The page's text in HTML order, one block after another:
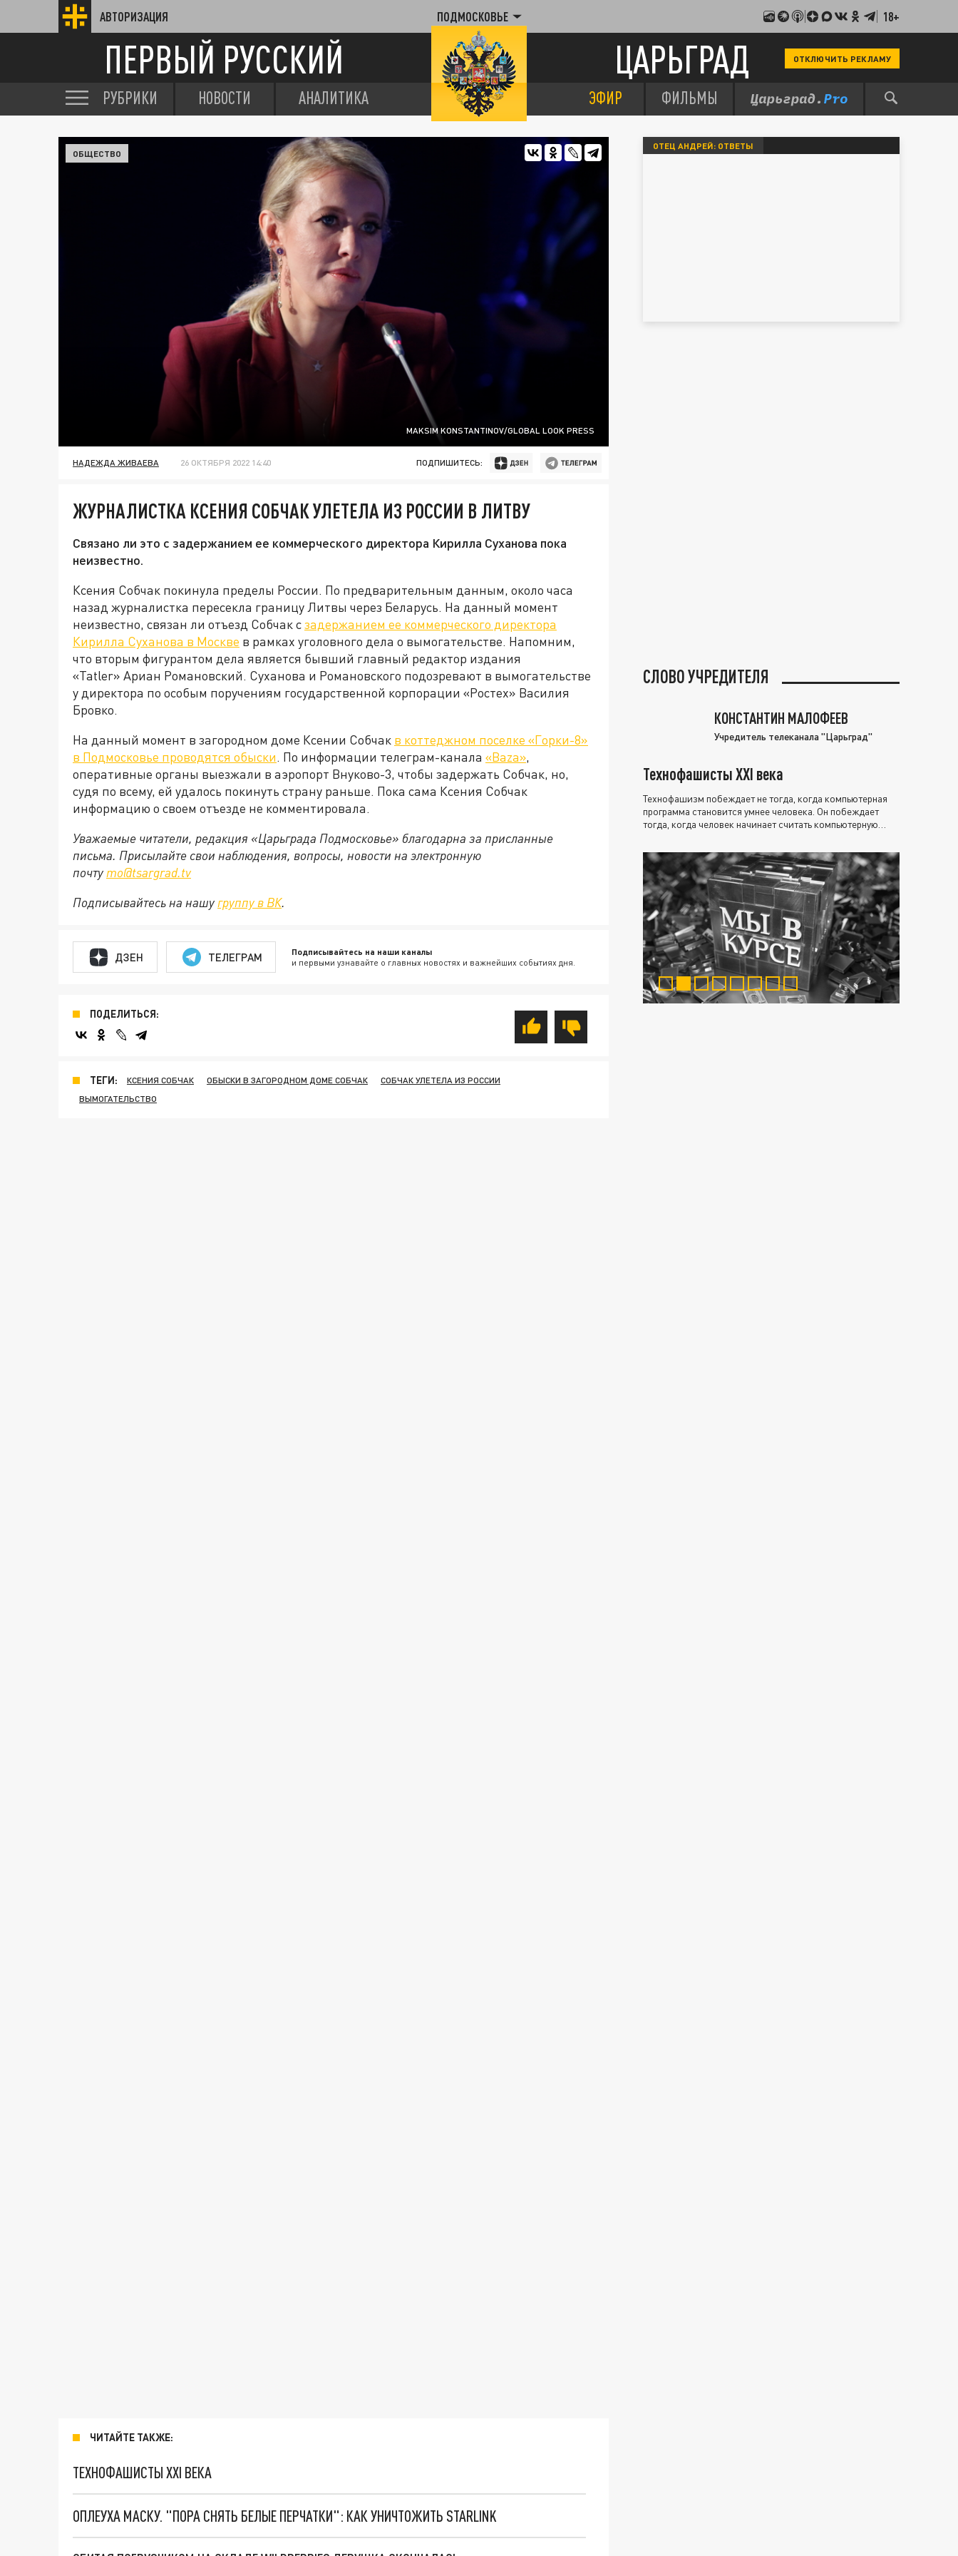
АВТОРИЗАЦИЯ ПОДМОСКОВЬЕ 18+
ПЕРВЫЙ РУССКИЙ ЦАРЬГРАД ОТКЛЮЧИТЬ РЕКЛАМУ
РУБРИКИ НОВОСТИ АНАЛИТИКА ЭФИР ФИЛЬМЫ
MAKSIM KONSTANTINOV/GLOBAL LOOK PRESS
ОБЩЕСТВО
НАДЕЖДА ЖИВАЕВА 26 ОКТЯБРЯ 2022 14:40 ПОДПИШИТЕСЬ:
ЖУРНАЛИСТКА КСЕНИЯ СОБЧАК УЛЕТЕЛА ИЗ РОССИИ В ЛИТВУ
Связано ли это с задержанием ее коммерческого директора Кирилла Суханова пока
неизвестно.
Ксения Собчак покинула пределы России. По предварительным данным, около часа
назад журналистка пересекла границу Литвы через Беларусь. На данный момент
неизвестно, связан ли отъезд Собчак сзадержанием ее коммерческого директора
Кирилла Суханова в Москве в рамках уголовного дела о вымогательстве. Напомним,
что вторым фигурантом дела является бывший главный редактор издания
«Tatler» Ариан Романовский. Суханова и Романовского подозревают в вымогательстве
у директора по особым поручениям государственной корпорации «Ростех» Василия
Бровко.
На данный момент в загородном доме Ксении Собчак в коттеджном поселке «Горки-8»
в Подмосковье проводятся обыски. По информации телеграм-канала «Baza»,
оперативные органы выезжали в аэропорт Внуково-3, чтобы задержать Собчак, но,
судя по всему, ей удалось покинуть страну раньше. Пока сама Ксения Собчак
информацию о своем отъезде не комментировала.
Уважаемые читатели, редакция «Царьграда Подмосковье» благодарна за присланные
письма. Присылайте свои наблюдения, вопросы, новости на электронную
почту mo@tsargrad.tv
Подписывайтесь на нашу группу в ВК.
ДЗЕН ТЕЛЕГРАМ Подписывайтесь на наши каналы
и первыми узнавайте о главных новостях и важнейших событиях дня.
ПОДЕЛИТЬСЯ:
ТЕГИ: КСЕНИЯ СОБЧАК ОБЫСКИ В ЗАГОРОДНОМ ДОМЕ СОБЧАК
СОБЧАК УЛЕТЕЛА ИЗ РОССИИ
ВЫМОГАТЕЛЬСТВО
ЧИТАЙТЕ ТАКЖЕ:
ТЕХНОФАШИСТЫ XXI ВЕКА
ОПЛЕУХА МАСКУ. "ПОРА СНЯТЬ БЕЛЫЕ ПЕРЧАТКИ": КАК УНИЧТОЖИТЬ STARLINK
ОТЕЦ АНДРЕЙ: ОТВЕТЫ
СЛОВО УЧРЕДИТЕЛЯ
КОНСТАНТИН МАЛОФЕЕВ
Учредитель телеканала "Царьград"
Технофашисты XXI века
Технофашизм побеждает не тогда, когда компьютерная
программа становится умнее человека. Он побеждает
тогда, когда человек начинает считать компьютерную